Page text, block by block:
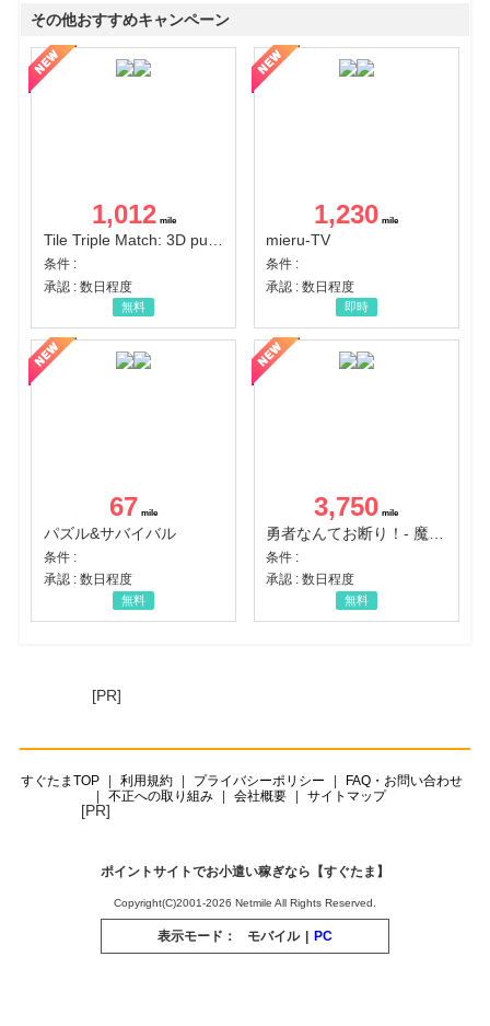
その他おすすめキャンペーン
1,012
Tile Triple Match: 3D puzzle
条件 :
承認 : 数日程度
無料
1,230
mieru-TV
条件 :
承認 : 数日程度
即時
67
パズル&サバイバル
条件 :
承認 : 数日程度
無料
3,750
条件 :
承認 : 数日程度
無料
[PR]
すぐたまTOP 利用規約 プライバシーポリシー
FAQ・お問い合わせ
不正への取り組み
会社概要 サイトマップ
[PR]
ポイントサイトでお小遣い稼ぎなら【すぐたま】
Copyright(C)2001-2026 Netmile All Rights Reserved.
表示モード： モバイル | PC